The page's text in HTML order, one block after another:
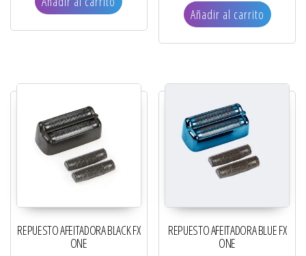
Añadir al carrito
REPUESTO AFEITADORA BLACK FX
ONE
REPUESTO AFEITADORA BLUE FX
ONE